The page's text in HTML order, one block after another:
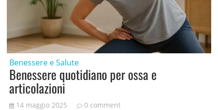
Benessere e Salute
Benessere quotidiano per ossa e
articolazioni
14 maggio 2025 0 comment